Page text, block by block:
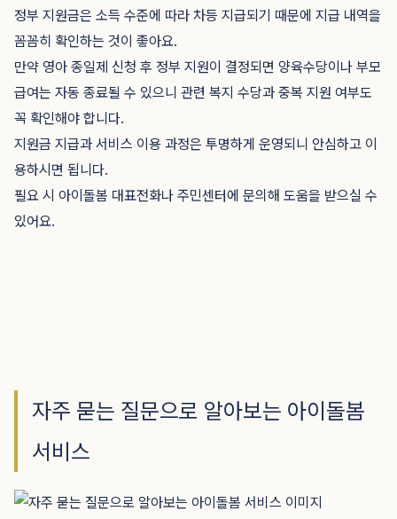
정부 지원금은 소득 수준에 따라 차등 지급되기 때문에 지급 내역을
꼼꼼히 확인하는 것이 좋아요.
만약 영아 종일제 신청 후 정부 지원이 결정되면 양육수당이나 부모
급여는 자동 종료될 수 있으니 관련 복지 수당과 중복 지원 여부도
꼭 확인해야 합니다.
지원금 지급과 서비스 이용 과정은 투명하게 운영되니 안심하고 이
용하시면 됩니다.
필요 시 아이돌봄 대표전화나 주민센터에 문의해 도움을 받으실 수
있어요.
자주 묻는 질문으로 알아보는 아이돌봄
서비스